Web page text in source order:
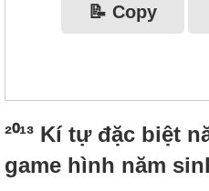
📝 Copy
²⁰¹³ Kí tự đặc biệt
game hình năm